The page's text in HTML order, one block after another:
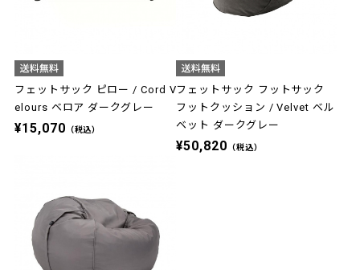
フェットサック ピロー / Cord V
elours ベロア ダークグレー
¥15,070 （税込）
フェットサック フットサック
フットクッション / Velvet ベル
ベット ダークグレー
¥50,820 （税込）